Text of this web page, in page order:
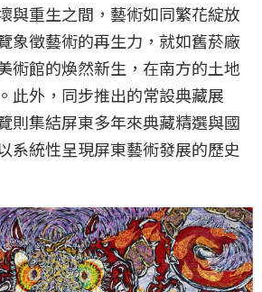
與重生之間，藝術如同繁花綻放
象徵藝術的再生力，就如舊菸廠
術館的煥然新生，在南方的土地
此外，同步推出的常設典藏展
則集結屏東多年來典藏精選與國
系統性呈現屏東藝術發展的歷史